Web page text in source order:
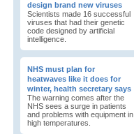
design brand new viruses
Scientists made 16 successful
viruses that had their genetic
code designed by artificial
intelligence.
NHS must plan for
heatwaves like it does for
winter, health secretary says
The warning comes after the
NHS sees a surge in patients
and problems with equipment in
high temperatures.